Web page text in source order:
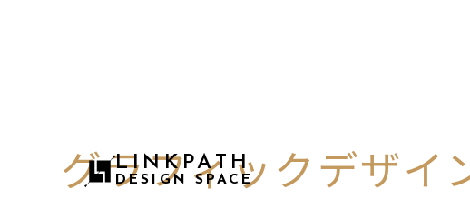
LINKPATH
DESIGN SPACE
グラフィックデザイ